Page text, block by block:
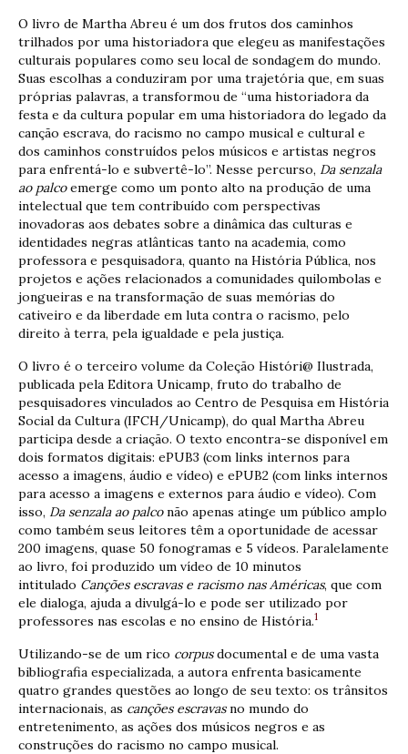
O livro de Martha Abreu é um dos frutos dos caminhos
trilhados por uma historiadora que elegeu as manifestações
culturais populares como seu local de sondagem do mundo.
Suas escolhas a conduziram por uma trajetória que, em suas
próprias palavras, a transformou de “uma historiadora da
festa e da cultura popular em uma historiadora do legado da
canção escrava, do racismo no campo musical e cultural e
dos caminhos construídos pelos músicos e artistas negros
para enfrentá-lo e subvertê-lo”. Nesse percurso, Da senzala
ao palcoemerge como um ponto alto na produção de uma
intelectual que tem contribuído com perspectivas
inovadoras aos debates sobre a dinâmica das culturas e
identidades negras atlânticas tanto na academia, como
professora e pesquisadora, quanto na História Pública, nos
projetos e ações relacionados a comunidades quilombolas e
jongueiras e na transformação de suas memórias do
cativeiro e da liberdade em luta contra o racismo, pelo
direito à terra, pela igualdade e pela justiça.
O livro é o terceiro volume da Coleção Históri@ Ilustrada,
publicada pela Editora Unicamp, fruto do trabalho de
pesquisadores vinculados ao Centro de Pesquisa em História
Social da Cultura (IFCH/Unicamp), do qual Martha Abreu
participa desde a criação. O texto encontra-se disponível em
dois formatos digitais: ePUB3 (com links internos para
acesso a imagens, áudio e vídeo) e ePUB2 (com links internos
para acesso a imagens e externos para áudio e vídeo). Com
isso, Da senzala ao palconão apenas atinge um público amplo
como também seus leitores têm a oportunidade de acessar
200 imagens, quase 50 fonogramas e 5 vídeos. Paralelamente
ao livro, foi produzido um vídeo de 10 minutos
intitulado Canções escravas e racismo nas Américas, que com
ele dialoga, ajuda a divulgá-lo e pode ser utilizado por
professores nas escolas e no ensino de História.1
Utilizando-se de um rico corpusdocumental e de uma vasta
bibliografia especializada, a autora enfrenta basicamente
quatro grandes questões ao longo de seu texto: os trânsitos
internacionais, as canções escravasno mundo do
entretenimento, as ações dos músicos negros e as
construções do racismo no campo musical.